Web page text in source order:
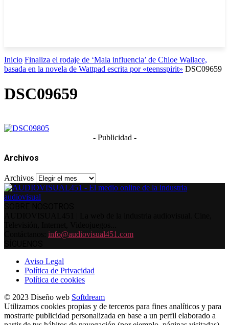
Inicio Finaliza el rodaje de ‘Mala influencia’ de Chloe Wallace,
basada en la novela de Wattpad escrita por «teensspirit» DSC09659
DSC09659
- Publicidad -
Archivos
Archivos
info@audiovisual451.com
Aviso Legal
Política de Privacidad
Política de cookies
© 2023 Diseño web Softdream
Utilizamos cookies propias y de terceros para fines analíticos y para
mostrarte publicidad personalizada en base a un perfil elaborado a